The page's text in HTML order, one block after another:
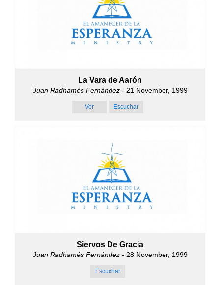
La Vara de Aarón
Juan Radhamés Fernández- 21 November, 1999
Ver Escuchar
Siervos De Gracia
Juan Radhamés Fernández- 28 November, 1999
Escuchar